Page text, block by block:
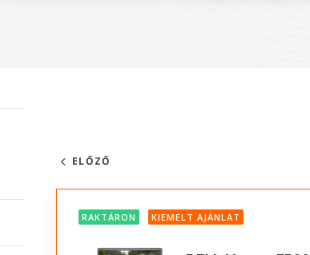
ELŐZŐ
RAKTÁRON KIEMELT AJÁNLAT